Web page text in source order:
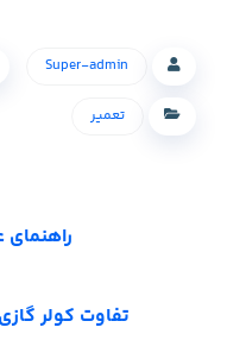
Super-admin
تعمیر
راهنمای
تفاوت کولر